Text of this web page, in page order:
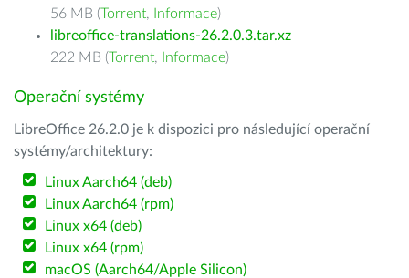
56 MB (Torrent, Informace)
libreoffice-translations-26.2.0.3.tar.xz
222 MB (Torrent, Informace)
Operační systémy
LibreOffice 26.2.0 je k dispozici pro následující operační
systémy/architektury:
Linux Aarch64 (deb)
Linux Aarch64 (rpm)
Linux x64 (deb)
Linux x64 (rpm)
macOS (Aarch64/Apple Silicon)